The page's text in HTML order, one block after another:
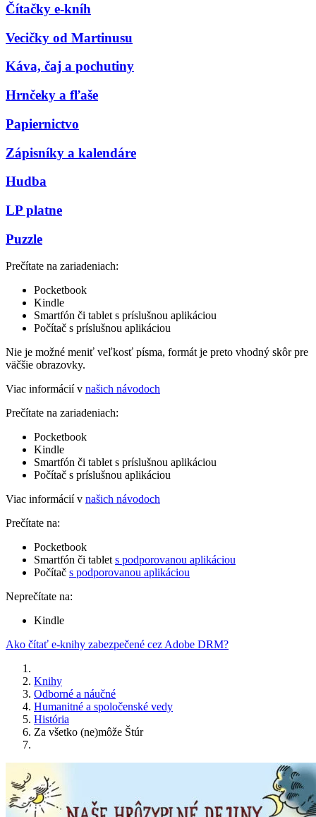
Čítačky e-kníh
Vecičky od Martinusu
Káva, čaj a pochutiny
Hrnčeky a fľaše
Papiernictvo
Zápisníky a kalendáre
Hudba
LP platne
Puzzle
Prečítate na zariadeniach:
Pocketbook
Kindle
Smartfón či tablet s príslušnou aplikáciou
Počítač s príslušnou aplikáciou
Nie je možné meniť veľkosť písma, formát je preto vhodný skôr pre
väčšie obrazovky.
Viac informácií v našich návodoch
Prečítate na zariadeniach:
Pocketbook
Kindle
Smartfón či tablet s príslušnou aplikáciou
Počítač s príslušnou aplikáciou
Viac informácií v našich návodoch
Prečítate na:
Pocketbook
Smartfón či tablet s podporovanou aplikáciou
Počítač s podporovanou aplikáciou
Neprečítate na:
Kindle
Ako čítať e-knihy zabezpečené cez Adobe DRM?
Knihy
Odborné a náučné
Humanitné a spoločenské vedy
História
Za všetko (ne)môže Štúr